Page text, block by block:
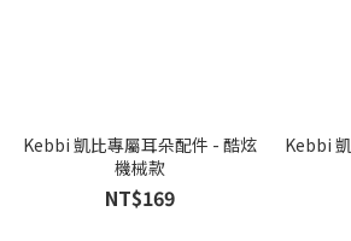
Kebbi 凱比專屬耳朵配件 - 酷炫
機械款
NT$169
Kebbi